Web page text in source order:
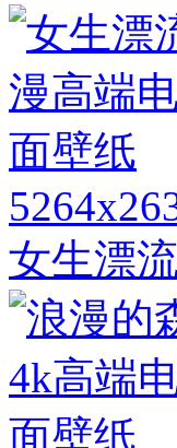
女生漂